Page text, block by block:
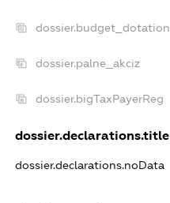
dossier.budget_dotation
dossier.palne_akciz
dossier.bigTaxPayerReg
dossier.declarations.title
dossier.declarations.noData